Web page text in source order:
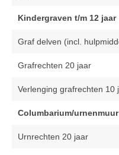
Kindergraven t/m 12 jaar
Graf delven (incl.
Grafrechten 20 jaar
Verlenging grafrechten 10
Columbarium/urnenmuur
Urnrechten 20 jaar